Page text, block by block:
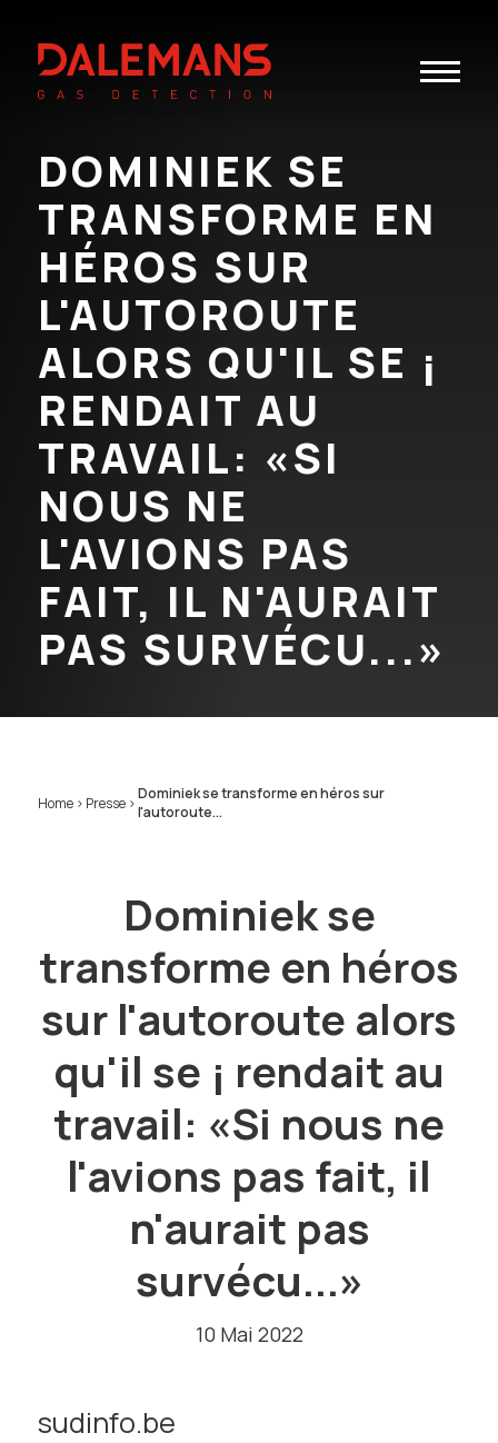
Toggle
DOMINIEK SE
TRANSFORME EN
HÉROS SUR
L'AUTOROUTE
ALORS QU'IL SE ¡
RENDAIT AU
TRAVAIL: «SI
NOUS NE
L'AVIONS PAS
FAIT, IL N'AURAIT
PAS SURVÉCU...»
Home > Presse >Dominiek se transforme en héros sur
l'autoroute...
Dominiek se
transforme en héros
sur l'autoroute alors
qu'il se ¡ rendait au
travail: «Si nous ne
l'avions pas fait, il
n'aurait pas
survécu...»
10 Mai 2022
sudinfo.be